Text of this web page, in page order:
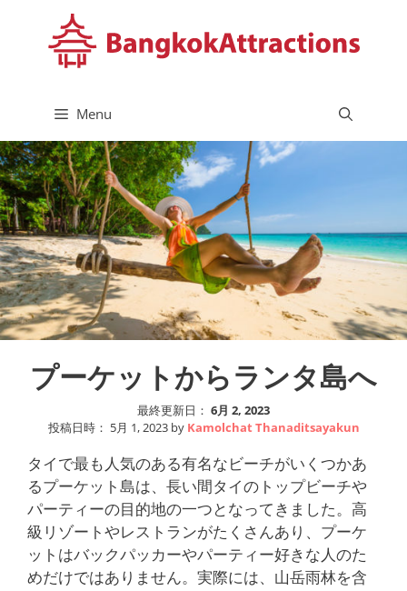
ス
キ
ッ
プ
Menu
プーケットからランタ島へ
最終更新日： 6月 2, 2023
投稿日時： 5月 1, 2023 by Kamolchat Thanaditsayakun
タイで最も人気のある有名なビーチがいくつかあ
るプーケット島は、長い間タイのトップビーチや
パーティーの目的地の一つとなってきました。高
級リゾートやレストランがたくさんあり、プーケ
ットはバックパッカーやパーティー好きな人のた
めだけではありません。実際には、山岳雨林を含